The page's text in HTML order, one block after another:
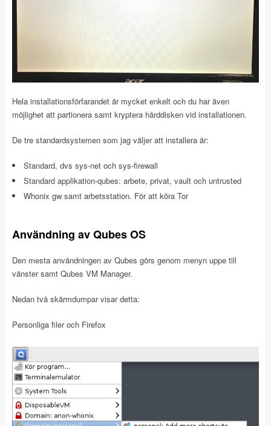
Hela installationsförfarandet är mycket enkelt och du har även
möjlighet att partionera samt kryptera hårddisken vid installationen.
De tre standardsystemen som jag väljer att installera är:
Standard, dvs sys-net och sys-firewall
Standard applikation-qubes: arbete, privat, vault och untrusted
Whonix gw samt arbetsstation. För att köra Tor
Användning av Qubes OS
Den mesta användningen av Qubes görs genom menyn uppe till
vänster samt Qubes VM Manager.
Nedan två skärmdumpar visar detta:
Personliga filer och Firefox